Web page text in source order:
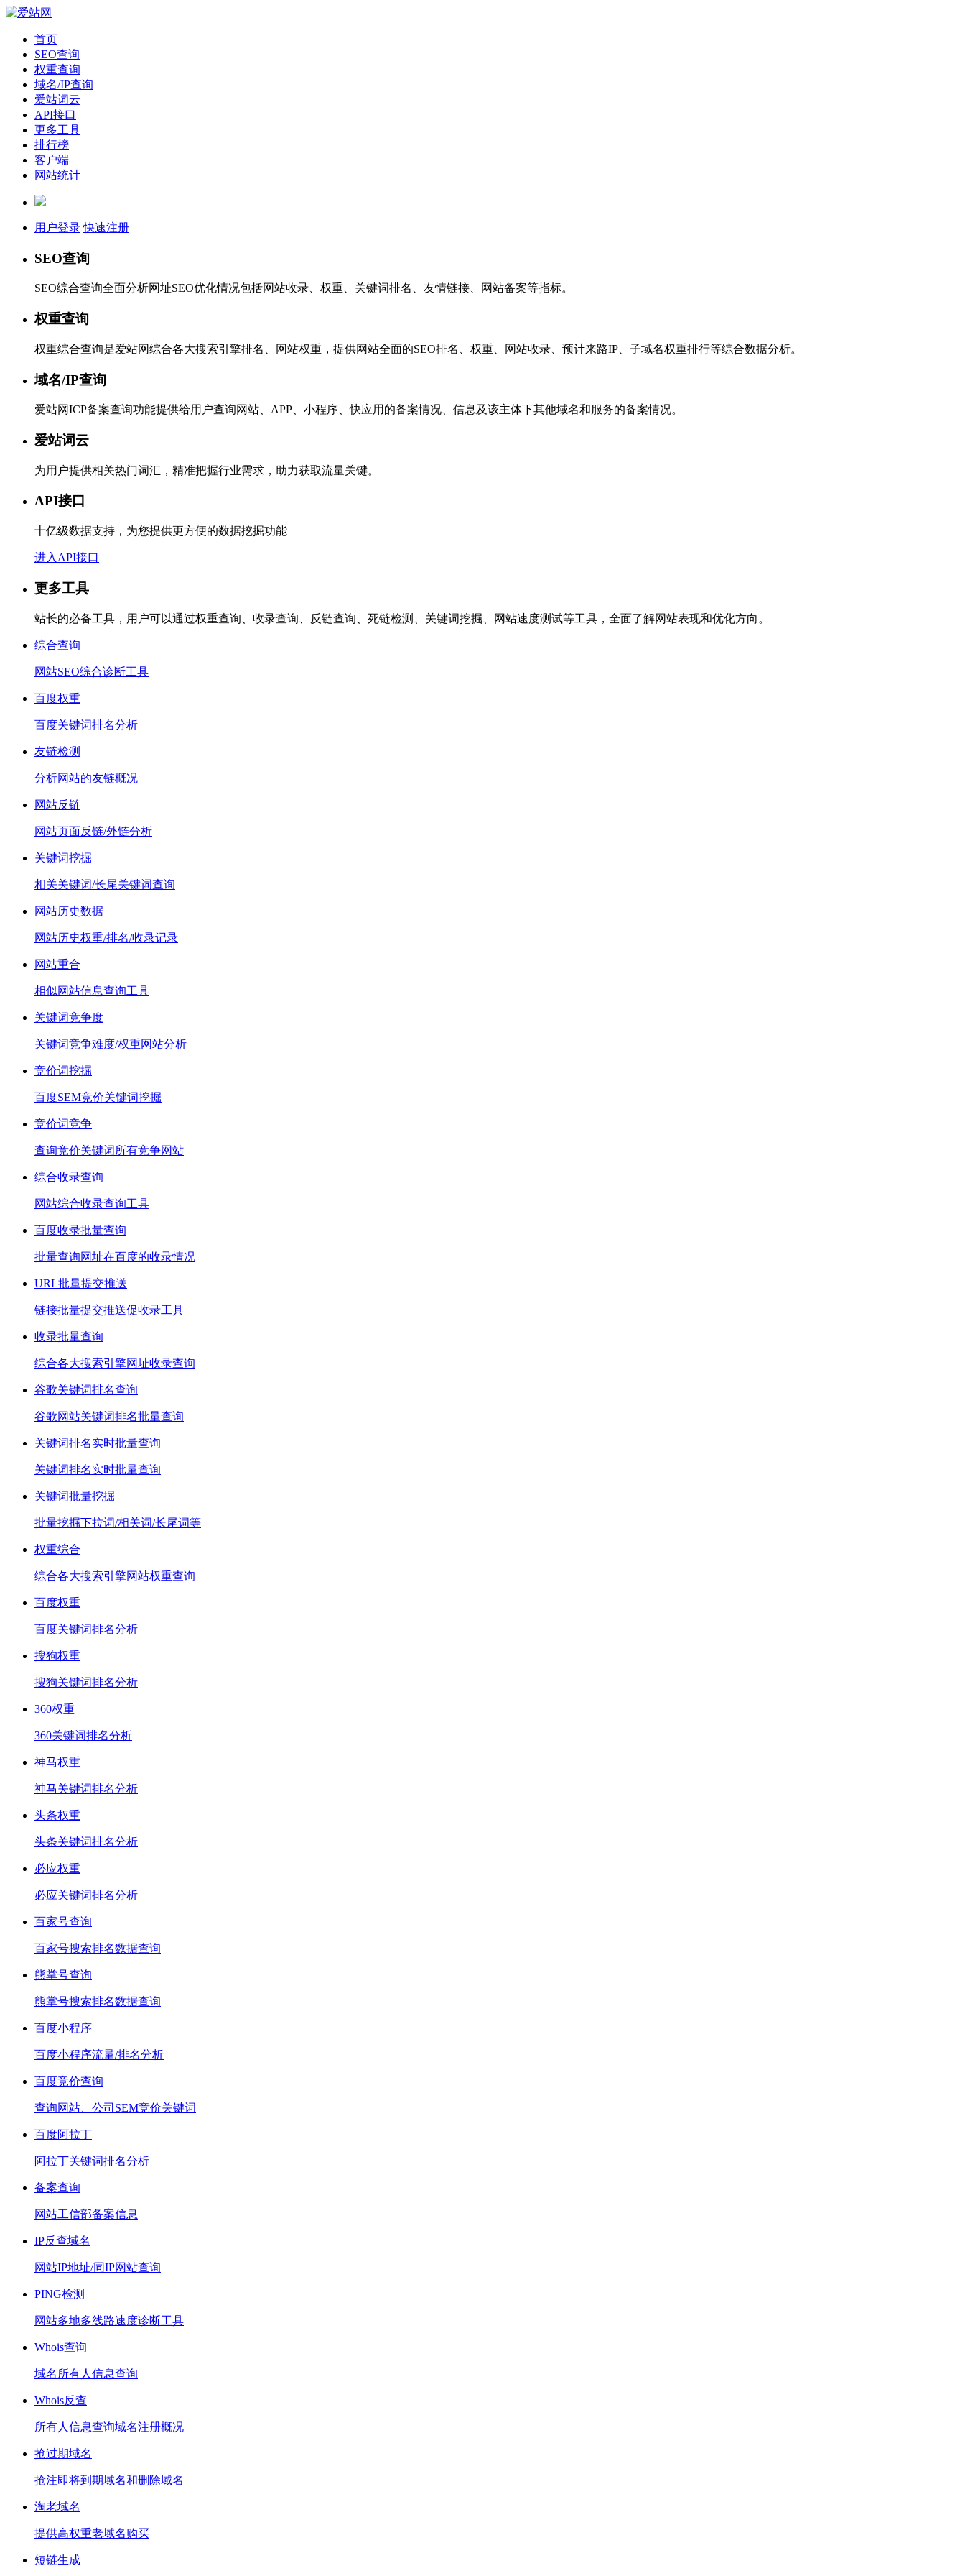
首页
SEO查询
权重查询
域名/IP查询
爱站词云
API接口
更多工具
排行榜
客户端
网站统计
用户登录 快速注册
SEO查询
SEO综合查询全面分析网址SEO优化情况包括网站收录、权重、关键词排名、友情链接、网站备案等指标。
权重查询
权重综合查询是爱站网综合各大搜索引擎排名、网站权重，提供网站全面的SEO排名、权重、网站收录、预计来路IP、子域名权重排行等综合数据分析。
域名/IP查询
爱站网ICP备案查询功能提供给用户查询网站、APP、小程序、快应用的备案情况、信息及该主体下其他域名和服务的备案情况。
爱站词云
为用户提供相关热门词汇，精准把握行业需求，助力获取流量关键。
API接口
十亿级数据支持，为您提供更方便的数据挖掘功能
进入API接口
更多工具
站长的必备工具，用户可以通过权重查询、收录查询、反链查询、死链检测、关键词挖掘、网站速度测试等工具，全面了解网站表现和优化方向。
综合查询
网站SEO综合诊断工具
百度权重
百度关键词排名分析
友链检测
分析网站的友链概况
网站反链
网站页面反链/外链分析
关键词挖掘
相关关键词/长尾关键词查询
网站历史数据
网站历史权重/排名/收录记录
网站重合
相似网站信息查询工具
关键词竞争度
关键词竞争难度/权重网站分析
竞价词挖掘
百度SEM竞价关键词挖掘
竞价词竞争
查询竞价关键词所有竞争网站
综合收录查询
网站综合收录查询工具
百度收录批量查询
批量查询网址在百度的收录情况
URL批量提交推送
链接批量提交推送促收录工具
收录批量查询
综合各大搜索引擎网址收录查询
谷歌关键词排名查询
谷歌网站关键词排名批量查询
关键词排名实时批量查询
关键词排名实时批量查询
关键词批量挖掘
批量挖掘下拉词/相关词/长尾词等
权重综合
综合各大搜索引擎网站权重查询
百度权重
百度关键词排名分析
搜狗权重
搜狗关键词排名分析
360权重
360关键词排名分析
神马权重
神马关键词排名分析
头条权重
头条关键词排名分析
必应权重
必应关键词排名分析
百家号查询
百家号搜索排名数据查询
熊掌号查询
熊掌号搜索排名数据查询
百度小程序
百度小程序流量/排名分析
百度竞价查询
查询网站、公司SEM竞价关键词
百度阿拉丁
阿拉丁关键词排名分析
备案查询
网站工信部备案信息
IP反查域名
网站IP地址/同IP网站查询
PING检测
网站多地多线路速度诊断工具
Whois查询
域名所有人信息查询
Whois反查
所有人信息查询域名注册概况
抢过期域名
抢注即将到期域名和删除域名
淘老域名
提供高权重老域名购买
短链生成